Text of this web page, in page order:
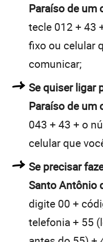
Paraíso de um
tecle 012 + 43
fixo ou celular
comunicar;
Se quiser ligar
Paraíso de um
043 + 43 + o
celular que
Se precisar
Santo Antônio
digite 00 +
telefonia + 55